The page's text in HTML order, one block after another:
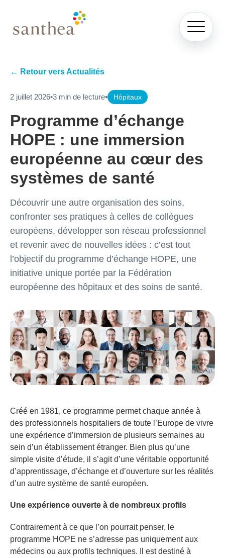
← Retour vers Actualités
2 juillet 2026•3 min de lecture• Hôpitaux
Programme d’échange
HOPE : une immersion
européenne au cœur des
systèmes de santé
Découvrir une autre organisation des soins,
confronter ses pratiques à celles de collègues
européens, développer son réseau professionnel
et revenir avec de nouvelles idées : c’est tout
l’objectif du programme d’échange HOPE, une
initiative unique portée par la Fédération
européenne des hôpitaux et des soins de santé.
Créé en 1981, ce programme permet chaque année à
des professionnels hospitaliers de toute l’Europe de vivre
une expérience d’immersion de plusieurs semaines au
sein d’un établissement étranger. Bien plus qu’une
simple visite d’étude, il s’agit d’une véritable opportunité
d’apprentissage, d’échange et d’ouverture sur les réalités
d’un autre système de santé européen.
Une expérience ouverte à de nombreux profils
Contrairement à ce que l’on pourrait penser, le
programme HOPE ne s’adresse pas uniquement aux
médecins ou aux profils techniques. Il est destiné à